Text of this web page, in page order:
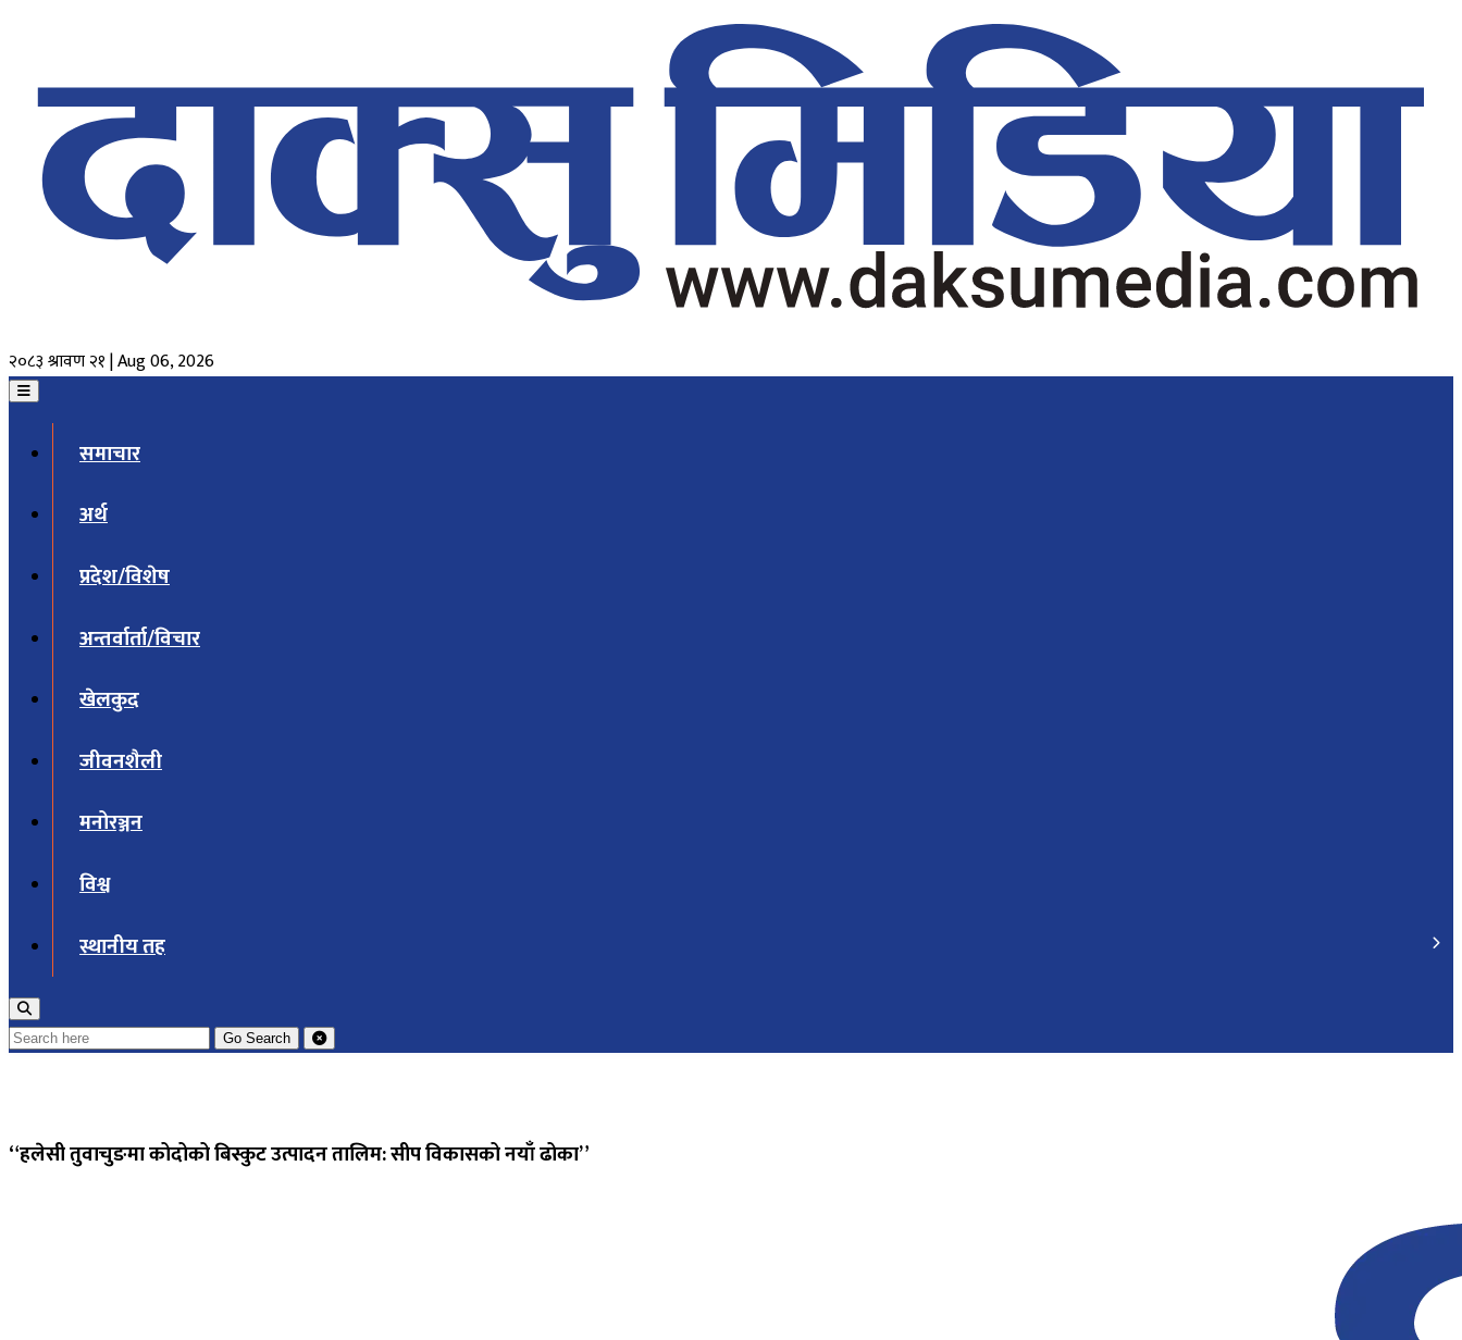
२०८३ श्रावण २१ | Aug 06, 2026
समाचार
अर्थ
प्रदेश/विशेष
अन्तर्वार्ता/विचार
खेलकुद
जीवनशैली
मनोरञ्जन
विश्व
स्थानीय तह
Go Search
“हलेसी तुवाचुङमा कोदोको बिस्कुट उत्पादन तालिम: सीप विकासको नयाँ ढोका”